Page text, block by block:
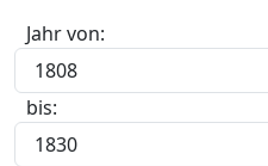
Jahr von:
bis: